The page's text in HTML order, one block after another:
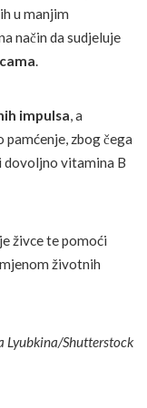
u manjim
način da sudjeluje
.
impulsa, a
zbog čega
dovoljno vitamina B
živce te pomoći
životnih
Lyubkina/Shutterstock